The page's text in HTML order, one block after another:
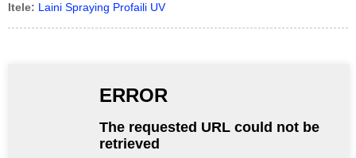
Itele: Laini Spraying Profaili UV